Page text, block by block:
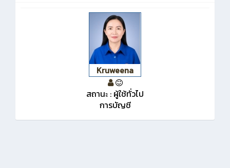
Kruweena
สถานะ : ผู้ใช้ทั่วไป
การบัญชี